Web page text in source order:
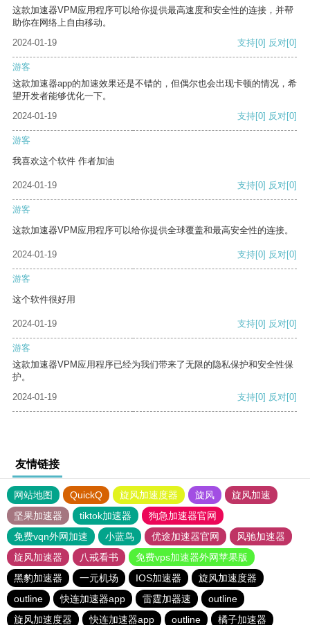
这款加速器VPM应用程序可以给你提供最高速度和安全性的连接，并帮
助你在网络上自由移动。
2024-01-19
支持[0] 反对[0]
游客
这款加速器app的加速效果还是不错的，但偶尔也会出现卡顿的情况，希
望开发者能够优化一下。
2024-01-19
支持[0] 反对[0]
游客
我喜欢这个软件 作者加油
2024-01-19 支持[0] 反对[0]
游客
这款加速器VPM应用程序可以给你提供全球覆盖和最高安全性的连接。
2024-01-19 支持[0] 反对[0]
游客
这个软件很好用
2024-01-19 支持[0] 反对[0]
游客
这款加速器VPM应用程序已经为我们带来了无限的隐私保护和安全性保
护。
2024-01-19
支持[0] 反对[0]
友情链接
网站地图 QuickQ 旋风加速度器 旋风
旋风加速
坚果加速器
tiktok加速器
狗急加速器官网
免费vqn外网加速
小蓝鸟 优途加速器官网
风驰加速器
旋风加速器
八戒看书
免费vps加速器外网苹果版
黑豹加速器
一元机场 IOS加速器
旋风加速度器
outline
快连加速器app 雷霆加器速
outline
旋风加速度器
快连加速器app outline 橘子加速器